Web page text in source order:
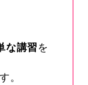
な講習を
。